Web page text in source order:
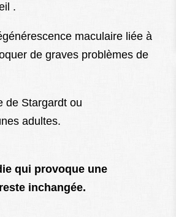
.
maculaire liée à
de graves problèmes de
de Stargardt ou
adultes.
qui provoque une
inchangée.